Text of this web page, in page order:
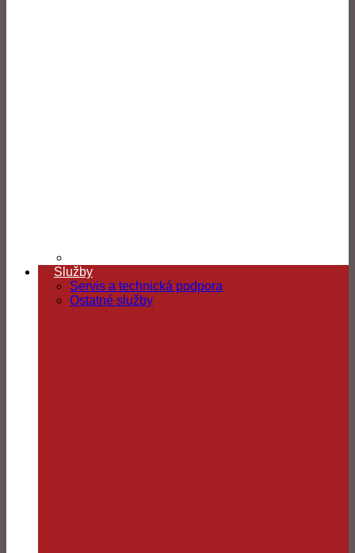
Služby
Servis a technická podpora
Ostatné služby